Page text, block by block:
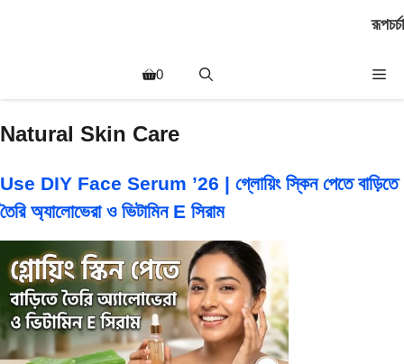
রূপচর্চা
0
Natural Skin Care
Use DIY Face Serum ’26 | গ্লোয়িং স্কিন পেতে বাড়িতে
তৈরি অ্যালোভেরা ও ভিটামিন E সিরাম